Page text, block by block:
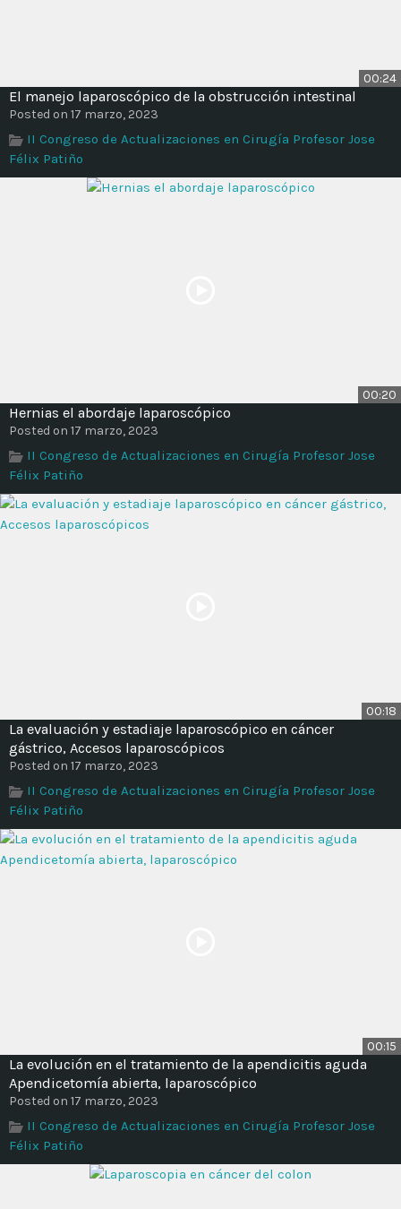
00:24
El manejo laparoscópico de la obstrucción intestinal
Posted on 17 marzo, 2023
II Congreso de Actualizaciones en Cirugía Profesor Jose
Félix Patiño
00:20
Hernias el abordaje laparoscópico
Posted on 17 marzo, 2023
II Congreso de Actualizaciones en Cirugía Profesor Jose
Félix Patiño
00:18
La evaluación y estadiaje laparoscópico en cáncer
gástrico, Accesos laparoscópicos
Posted on 17 marzo, 2023
II Congreso de Actualizaciones en Cirugía Profesor Jose
Félix Patiño
00:15
La evolución en el tratamiento de la apendicitis aguda
Apendicetomía abierta, laparoscópico
Posted on 17 marzo, 2023
II Congreso de Actualizaciones en Cirugía Profesor Jose
Félix Patiño